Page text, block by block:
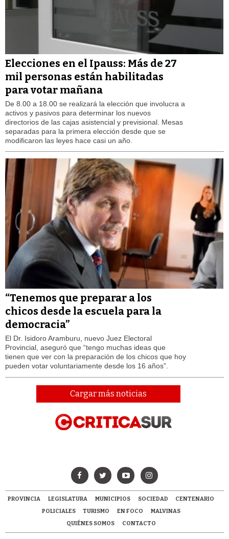
Elecciones en el Ipauss: Más de 27
mil personas están habilitadas
para votar mañana
De 8.00 a 18.00 se realizará la elección que involucra a
activos y pasivos para determinar los nuevos
directorios de las cajas asistencial y previsional. Mesas
separadas para la primera elección desde que se
modificaron las leyes hace casi un año.
“Tenemos que preparar a los
chicos desde la escuela para la
democracia”
El Dr. Isidoro Aramburu, nuevo Juez Electoral
Provincial, aseguró que “tengo muchas ideas que
tienen que ver con la preparación de los chicos que hoy
pueden votar voluntariamente desde los 16 años”.
Cargar más noticias
PROVINCIA LEGISLATURA MUNICIPIOS SOCIEDAD
CENTENARIO
POLICIALES
TURISMO EN FOCO
MALVINAS
QUIÉNES SOMOS
CONTACTO